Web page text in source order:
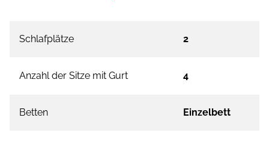
Schlafplätze 2
Anzahl der Sitze mit Gurt 4
Betten Einzelbett